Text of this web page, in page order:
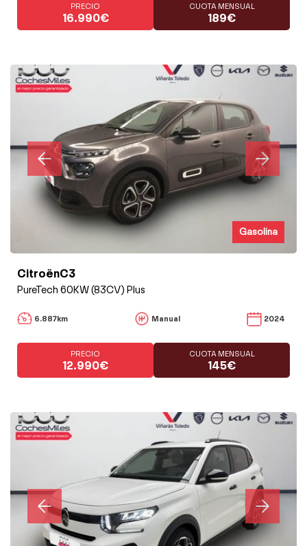
PRECIO
16.990€
CUOTA MENSUAL
189€
Gasolina
CitroënC3
PureTech 60KW (83CV) Plus
6.887km Manual 2024
PRECIO
12.990€
CUOTA MENSUAL
145€